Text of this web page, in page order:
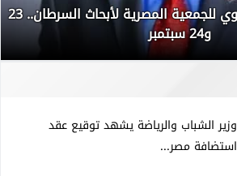
انطلاق المؤتمر السنوي للجمعية المصرية لأبحاث السرطان.. 23
و24 سبتمبر
وزير الشباب والرياضة يشهد توقيع عقد
استضافة مصر...